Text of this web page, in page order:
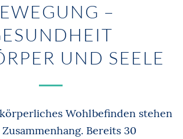
–
UND SEELE
Wohlbefinden stehen
Bereits 30